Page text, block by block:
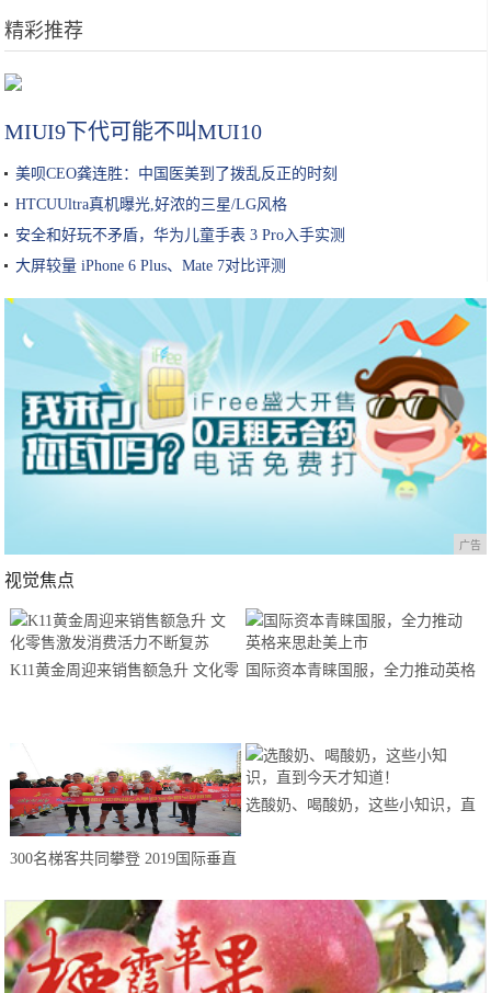
精彩推荐
MIUI9下代可能不叫MUI10
美呗CEO龚连胜：中国医美到了拨乱反正的时刻
HTCUUltra真机曝光,好浓的三星/LG风格
安全和好玩不矛盾，华为儿童手表 3 Pro入手实测
大屏较量 iPhone 6 Plus、Mate 7对比评测
广告
视觉焦点
K11黄金周迎来销售额急升 文化零
国际资本青睐国服，全力推动英格
300名梯客共同攀登 2019国际垂直
站欢乐开跑
选酸奶、喝酸奶，这些小知识，直